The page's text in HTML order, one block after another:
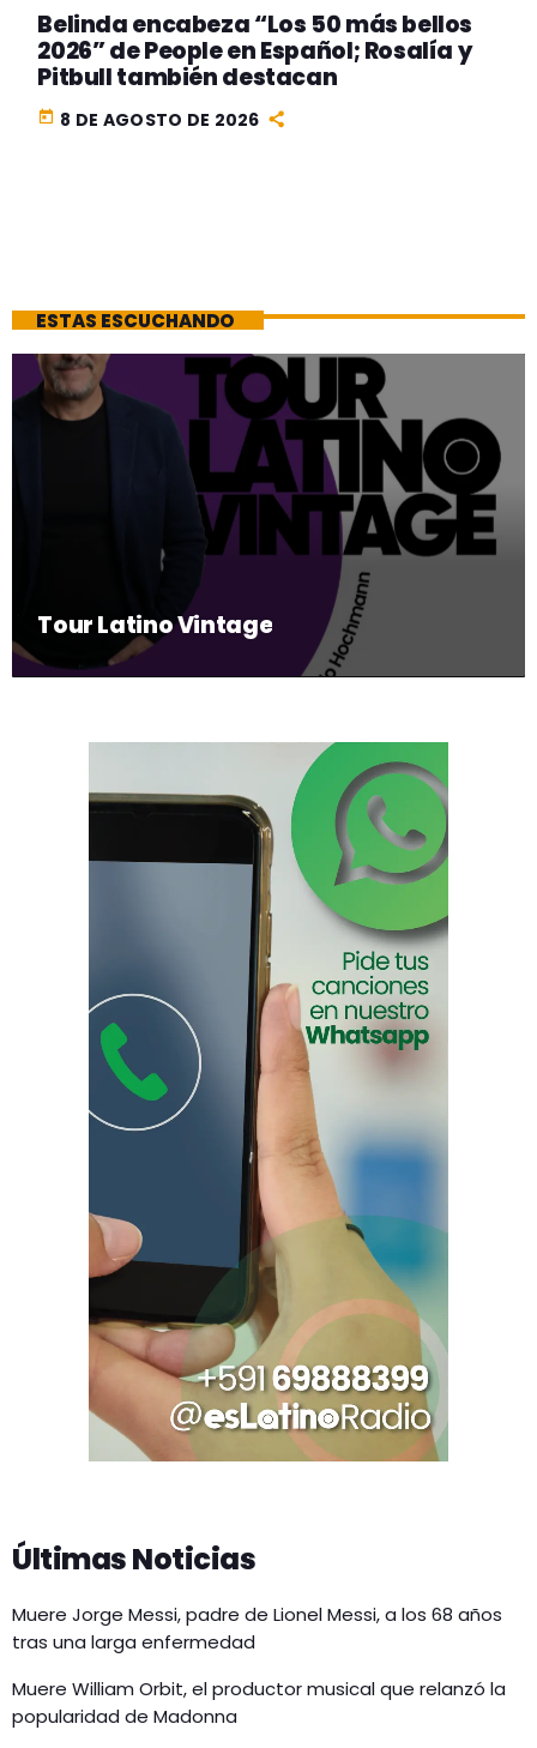
Belinda encabeza “Los 50 más bellos
2026” de People en Español; Rosalía y
Pitbull también destacan
today 8 DE AGOSTO DE 2026
ESTAS ESCUCHANDO
Tour Latino Vintage
Últimas Noticias
Muere Jorge Messi, padre de Lionel Messi, a los 68 años
tras una larga enfermedad
Muere William Orbit, el productor musical que relanzó la
popularidad de Madonna